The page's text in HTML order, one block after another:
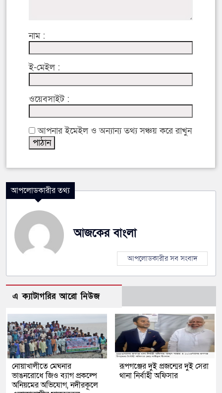
নাম :
ই-মেইল :
ওয়েবসাইট :
আপনার ইমেইল ও অন্যান্য তথ্য সঞ্চয় করে রাখুন
আপলোডকারীর তথ্য
আজকের বাংলা
আপলোডকারীর সব সংবাদ
এ ক্যাটাগরির আরো নিউজ
নোয়াখালীতে মেঘনার
ভাঙনরোধে জিও ব্যাগ প্রকল্পে
অনিয়মের অভিযোগ, নদীরকূলে
রূপগঞ্জের দুই প্রজন্মের দুই সেরা
থানা নির্বাহী অফিসার